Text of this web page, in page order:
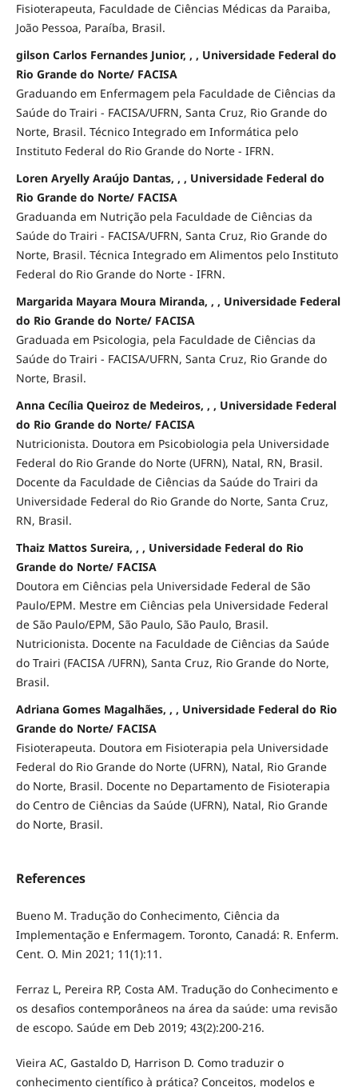
Fisioterapeuta, Faculdade de Ciências Médicas da Paraiba,
João Pessoa, Paraíba, Brasil.
gilson Carlos Fernandes Junior, , , Universidade Federal do
Rio Grande do Norte/ FACISA
Graduando em Enfermagem pela Faculdade de Ciências da
Saúde do Trairi - FACISA/UFRN, Santa Cruz, Rio Grande do
Norte, Brasil. Técnico Integrado em Informática pelo
Instituto Federal do Rio Grande do Norte - IFRN.
Loren Aryelly Araújo Dantas, , , Universidade Federal do
Rio Grande do Norte/ FACISA
Graduanda em Nutrição pela Faculdade de Ciências da
Saúde do Trairi - FACISA/UFRN, Santa Cruz, Rio Grande do
Norte, Brasil. Técnica Integrado em Alimentos pelo Instituto
Federal do Rio Grande do Norte - IFRN.
Margarida Mayara Moura Miranda, , , Universidade Federal
do Rio Grande do Norte/ FACISA
Graduada em Psicologia, pela Faculdade de Ciências da
Saúde do Trairi - FACISA/UFRN, Santa Cruz, Rio Grande do
Norte, Brasil.
Anna Cecília Queiroz de Medeiros, , , Universidade Federal
do Rio Grande do Norte/ FACISA
Nutricionista. Doutora em Psicobiologia pela Universidade
Federal do Rio Grande do Norte (UFRN), Natal, RN, Brasil.
Docente da Faculdade de Ciências da Saúde do Trairi da
Universidade Federal do Rio Grande do Norte, Santa Cruz,
RN, Brasil.
Thaiz Mattos Sureira, , , Universidade Federal do Rio
Grande do Norte/ FACISA
Doutora em Ciências pela Universidade Federal de São
Paulo/EPM. Mestre em Ciências pela Universidade Federal
de São Paulo/EPM, São Paulo, São Paulo, Brasil.
Nutricionista. Docente na Faculdade de Ciências da Saúde
do Trairi (FACISA /UFRN), Santa Cruz, Rio Grande do Norte,
Brasil.
Adriana Gomes Magalhães, , , Universidade Federal do Rio
Grande do Norte/ FACISA
Fisioterapeuta. Doutora em Fisioterapia pela Universidade
Federal do Rio Grande do Norte (UFRN), Natal, Rio Grande
do Norte, Brasil. Docente no Departamento de Fisioterapia
do Centro de Ciências da Saúde (UFRN), Natal, Rio Grande
do Norte, Brasil.
References
Bueno M. Tradução do Conhecimento, Ciência da
Implementação e Enfermagem. Toronto, Canadá: R. Enferm.
Cent. O. Min 2021; 11(1):11.
Ferraz L, Pereira RP, Costa AM. Tradução do Conhecimento e
os desafios contemporâneos na área da saúde: uma revisão
de escopo. Saúde em Deb 2019; 43(2):200-216.
Vieira AC, Gastaldo D, Harrison D. Como traduzir o
conhecimento científico à prática? Conceitos, modelos e